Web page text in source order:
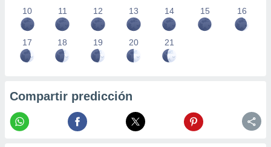
10 11 12 13 14 15 16
17 18 19 20 21
Compartir predicción